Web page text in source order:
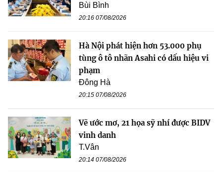
Bùi Bình
20:16 07/08/2026
Hà Nội phát hiện hơn 53.000 phụ
tùng ô tô nhãn Asahi có dấu hiệu vi
phạm
Đông Hà
20:15 07/08/2026
Vẽ ước mơ, 21 họa sỹ nhí được BIDV
vinh danh
T.Vân
20:14 07/08/2026